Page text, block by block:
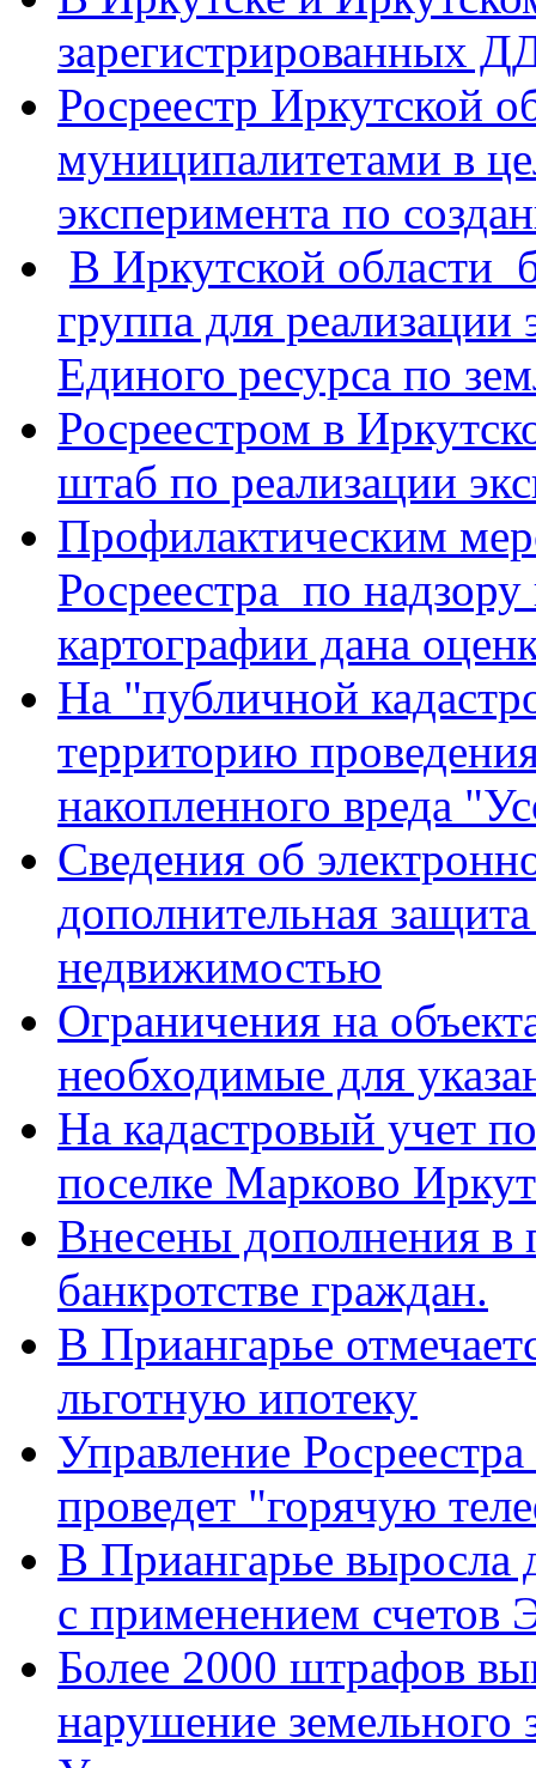
зарегистрированных
Росреестр Иркутской
муниципалитетами в
эксперимента по
В Иркутской области
группа для
Единого ресурса по
Росреестром в
штаб по реализации
Профилактическим
Росреестра по надзору
картографии дана
На "публичной
территорию
накопленного вреда
Сведения об
дополнительная
недвижимостью
Ограничения на
необходимые для
На кадастровый учет
поселке Марково
Внесены дополнения в
банкротстве граждан.
В Приангарье
льготную ипотеку
Управление
проведет "горячую
В Приангарье выросла
с применением
Более 2000 штрафов
нарушение земельного